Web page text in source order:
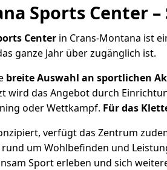
Sports Center
Center in Crans-Montana ist
ganze Jahr über zugänglich ist.
breite Auswahl an sportlichen
wird das Angebot durch
oder Wettkampf. Für das
verfügt das Zentrum
um Wohlbefinden und
Sport erleben und sich